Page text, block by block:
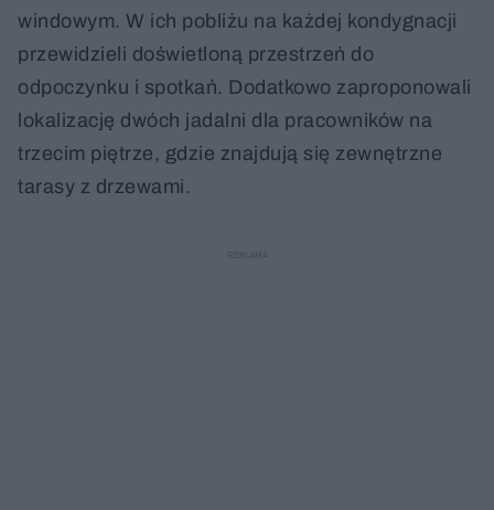
windowym. W ich pobliżu na każdej kondygnacji
przewidzieli doświetloną przestrzeń do
odpoczynku i spotkań. Dodatkowo zaproponowali
lokalizację dwóch jadalni dla pracowników na
trzecim piętrze, gdzie znajdują się zewnętrzne
tarasy z drzewami.